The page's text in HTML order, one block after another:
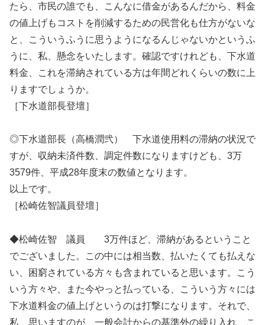
たら、市民の誰でも、こんなに借金があるんだから、料金
の値上げもコストを削減するための民営化も仕方がないな
と、こういうふうに思うようになるんじゃないかというふ
うに、私、懸念をいたします。確認ですけれども、下水道
料金、これを滞納されている方は年間どれくらいの数に上
りますでしょうか。
［下水道部長登壇］
◎下水道部長（高橋潤弐） 下水道使用料の滞納の状況で
すが、収納未済件数、調定件数になりますけども、3万
3579件、平成28年度末の数値となります。
以上です。
［松崎佐智議員登壇］
◆松崎佐智 議員 3万件ほど、滞納があるということ
でございました。この中には相当数、払いたくても払えな
い、困窮されている方々も含まれていると思います。こう
いう方々や、また今やっと払っている、こういう方々には
下水道料金の値上げというのは打撃になります。それで、
私、思いますのが、一般会計からの基準外の繰り入れ、こ